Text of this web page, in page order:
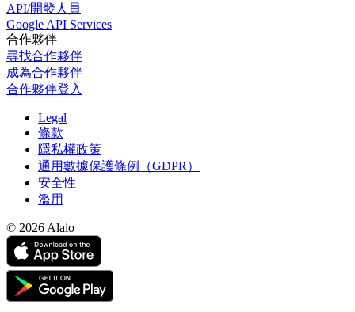
API/開發人員
Google API Services
合作夥伴
尋找合作夥伴
成為合作夥伴
合作夥伴登入
Legal
條款
隱私權政策
通用數據保護條例（GDPR）
安全性
濫用
© 2026 Alaio